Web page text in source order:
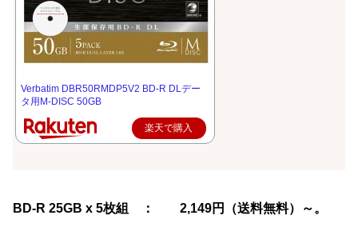
Verbatim DBR50RMDP5V2 BD-R DLデー
タ用M-DISC 50GB
楽天で購入
BD-R 25GB x 5枚組 ： 2,149円（送料無料）～。